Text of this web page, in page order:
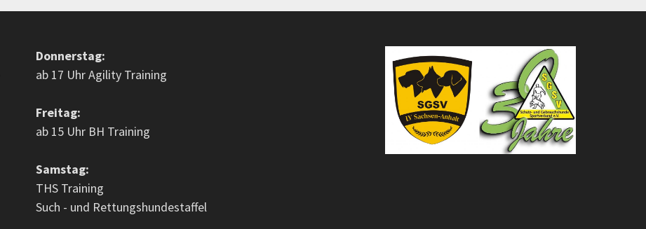
Donnerstag:
ab 17 Uhr Agility Training
Freitag:
ab 15 Uhr BH Training
Samstag:
THS Training
Such - und Rettungshundestaffel